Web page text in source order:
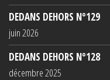
DEDANS DEHORS N°129
juin 2026
DEDANS DEHORS N°128
décembre 2025